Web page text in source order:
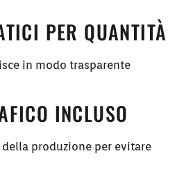
PER QUANTITÀ
in modo trasparente
INCLUSO
produzione per evitare